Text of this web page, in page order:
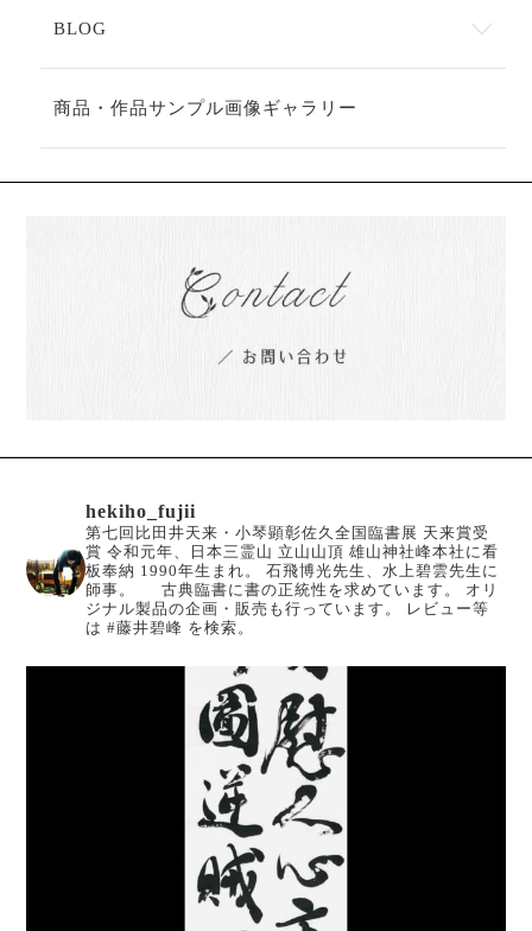
BLOG
商品・作品サンプル画像ギャラリー
hekiho_fujii
第七回比田井天来・小琴顕彰佐久全国臨書展 天来賞受
賞 令和元年、日本三霊山 立山山頂 雄山神社峰本社に看
板奉納 1990年生まれ。
石飛博光先生、水上碧雲先生に
師事。
古典臨書に書の正統性を求めています。
オリ
ジナル製品の企画・販売も行っています。
レビュー等
は #藤井碧峰 を検索。